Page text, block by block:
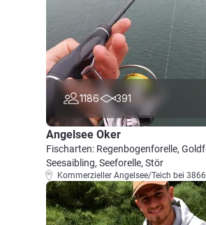
1186 391
Angelsee Oker
Fischarten: Regenbogenforelle,
Seesaibling, Seeforelle, Stör
Kommerzieller Angelsee/Teich bei